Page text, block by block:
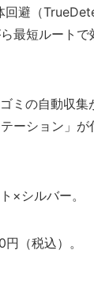
回避（
最短ルート
ミの自動収集
ーション」
×シルバー。
（税込）。